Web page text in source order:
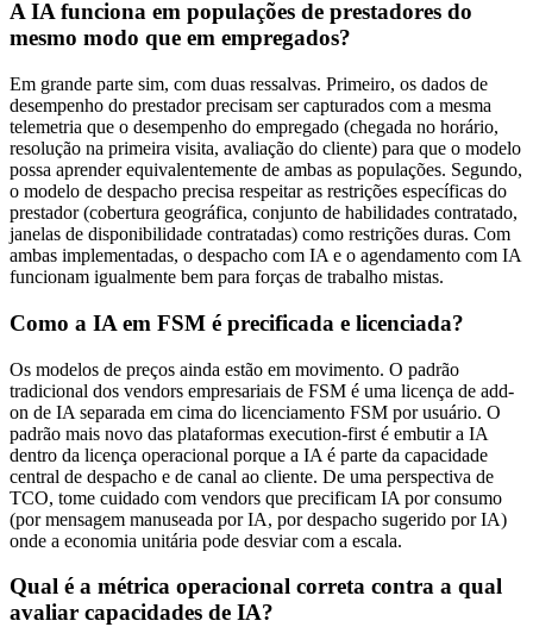
A IA funciona em populações de prestadores do
mesmo modo que em empregados?
Em grande parte sim, com duas ressalvas. Primeiro, os dados de
desempenho do prestador precisam ser capturados com a mesma
telemetria que o desempenho do empregado (chegada no horário,
resolução na primeira visita, avaliação do cliente) para que o modelo
possa aprender equivalentemente de ambas as populações. Segundo,
o modelo de despacho precisa respeitar as restrições específicas do
prestador (cobertura geográfica, conjunto de habilidades contratado,
janelas de disponibilidade contratadas) como restrições duras. Com
ambas implementadas, o despacho com IA e o agendamento com IA
funcionam igualmente bem para forças de trabalho mistas.
Como a IA em FSM é precificada e licenciada?
Os modelos de preços ainda estão em movimento. O padrão
tradicional dos vendors empresariais de FSM é uma licença de add-
on de IA separada em cima do licenciamento FSM por usuário. O
padrão mais novo das plataformas execution-first é embutir a IA
dentro da licença operacional porque a IA é parte da capacidade
central de despacho e de canal ao cliente. De uma perspectiva de
TCO, tome cuidado com vendors que precificam IA por consumo
(por mensagem manuseada por IA, por despacho sugerido por IA)
onde a economia unitária pode desviar com a escala.
Qual é a métrica operacional correta contra a qual
avaliar capacidades de IA?